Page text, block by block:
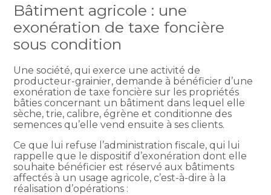
Bâtiment agricole : une
exonération de taxe foncière
sous condition
Une société, qui exerce une activité de
producteur-grainier, demande à bénéficier d’une
exonération de taxe foncière sur les propriétés
bâties concernant un bâtiment dans lequel elle
sèche, trie, calibre, égrène et conditionne des
semences qu’elle vend ensuite à ses clients.
Ce que lui refuse l’administration fiscale, qui lui
rappelle que le dispositif d’exonération dont elle
souhaite bénéficier est réservé aux bâtiments
affectés à un usage agricole, c’est-à-dire à la
réalisation d’opérations :